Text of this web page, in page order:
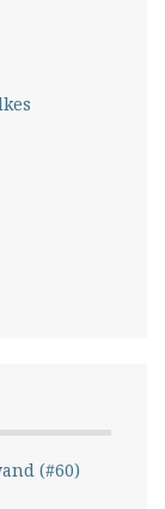
(#60)